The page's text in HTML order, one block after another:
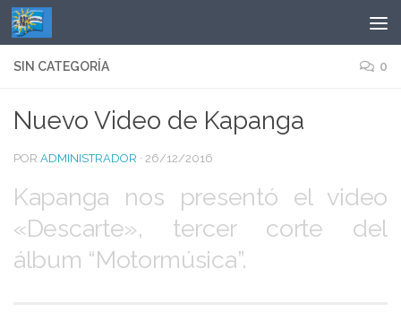
Saltar al contenido
SIN CATEGORÍA 0
Nuevo Video de Kapanga
POR ADMINISTRADOR · 26/12/2016
Kapanga nos presentó el video
«Descarte», tercer corte del
álbum “Motormúsica”.